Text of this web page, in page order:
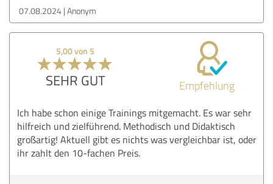
07.08.2024 Anonym
5,00 von 5
SEHR GUT Empfehlung
Ich habe schon einige Trainings mitgemacht. Es war sehr
hilfreich und zielführend. Methodisch und Didaktisch
großartig! Aktuell gibt es nichts was vergleichbar ist, oder
ihr zahlt den 10-fachen Preis.